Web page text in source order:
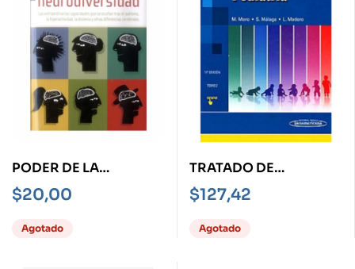
PODER DE LA
NEURODIVERSIDAD, EL
$20,00
Agotado
TRATADO DE
PEDIATRÍA – TOMO 2-
11ED
$127,42
Agotado